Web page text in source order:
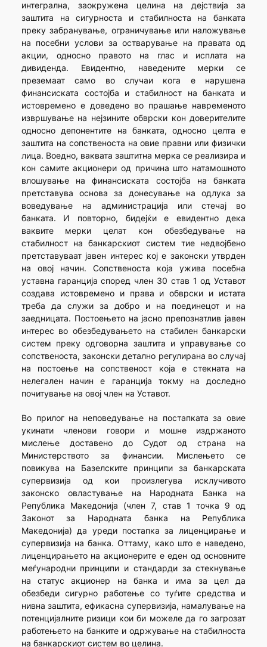
интегрална, заокружена целина на дејствија за
заштита на сигурноста и стабилноста на банката
преку забранување, ограничување или наложување
на посебни услови за остварување на правата од
акции, односно правото на глас и исплата на
дивиденда. Евидентно, наведените мерки се
преземаат само во случаи кога е нарушена
финансиската состојба и стабилност на банката и
истовремено е доведено во прашање навременото
извршување на нејзините обврски кон доверителите
односно депонентите на банката, односно целта е
заштита на сопственоста на овие правни или физички
лица. Воедно, ваквата заштитна мерка се реализира и
кон самите акционери од причина што натамошното
влошување на финансиската состојба на банката
претставува основа за донесување на одлука за
воведување на администрација или стечај во
банката. И повторно, бидејќи е евидентно дека
ваквите мерки целат кон обезбедување на
стабилност на банкарскиот систем тие недвојбено
претставуваат јавен интерес кој е законски утврден
на овој начин. Сопственоста која ужива посебна
уставна гаранција според член 30 став 1 од Уставот
создава истовремено и права и обврски и истата
треба да служи за добро и на поединецот и на
заедницата. Постоењето на јасно препознатлив јавен
интерес во обезбедувањето на стабилен банкарски
систем преку одговорна заштита и управување со
сопственоста, законски детално регулирана во случај
на постоење на сопственост која е стекната на
нелегален начин е гаранција токму на доследно
почитување на овој член на Уставот.
Во прилог на неповедување на постапката за овие
укинати членови говори и мошне издржаното
мислење доставено до Судот од страна на
Министерството за финансии. Мислењето се
повикува на Базелските принципи за банкарската
супервизија од кои произлегува исклучивото
законско овластување на Народната Банка на
Република Македонија (член 7, став 1 точка 9 од
Законот за Народната банка на Република
Македонија) да уреди постапка за лиценцирање и
супервизија на банка. Оттаму, како што е наведено,
лиценцирањето на акционерите е еден од основните
меѓународни принципи и стандарди за стекнување
на статус акционер на банка и има за цел да
обезбеди сигурно работење со туѓите средства и
нивна заштита, ефикасна супервизија, намалување на
потенцијалните ризици кои би можеле да го загрозат
работењето на банките и одржување на стабилноста
на банкарскиот систем во целина.